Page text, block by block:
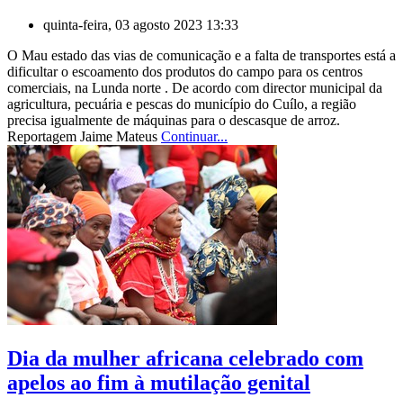
quinta-feira, 03 agosto 2023 13:33
O Mau estado das vias de comunicação e a falta de transportes está a
dificultar o escoamento dos produtos do campo para os centros
comerciais, na Lunda norte . De acordo com director municipal da
agricultura, pecuária e pescas do município do Cuílo, a região
precisa igualmente de máquinas para o descasque de arroz.
Reportagem Jaime Mateus Continuar...
Dia da mulher africana celebrado com
apelos ao fim à mutilação genital